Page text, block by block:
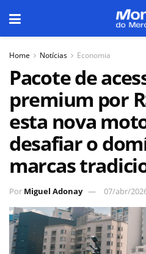
Home Notícias Economia
Pacote de
premium por
esta nova
desafiar o
marcas
Por Miguel Adonay 07/abr/